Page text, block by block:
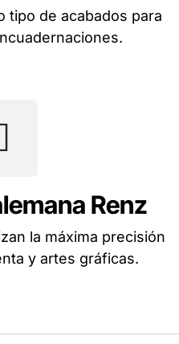
tipo de acabados para
Renz
la máxima precisión
y artes gráficas.